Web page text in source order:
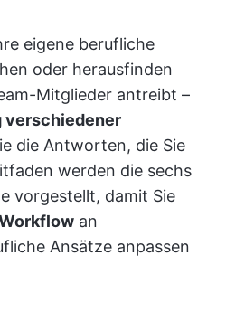
eigene berufliche
oder herausfinden
Mitglieder antreibt –
verschiedener
die Antworten, die Sie
werden die sechs
vorgestellt, damit Sie
an
Ansätze anpassen